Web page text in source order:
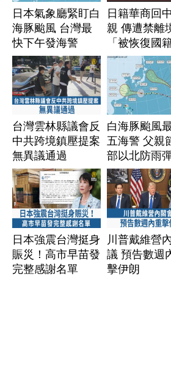
日本氣象廳緊盯白
海豚颱風 台灣最
快下午發海警
日籍華商回
親 傳遭禁離
「被恢復國籍
台灣雲林縣議會反
中共跨境鎮壓提案
無異議通過
白海豚颱風
五海警 父親
部以北防雨
日本強震台灣挺身
賑災！高市早苗發
完整感謝名單
川普戴維營
議 預告數週
擊伊朗